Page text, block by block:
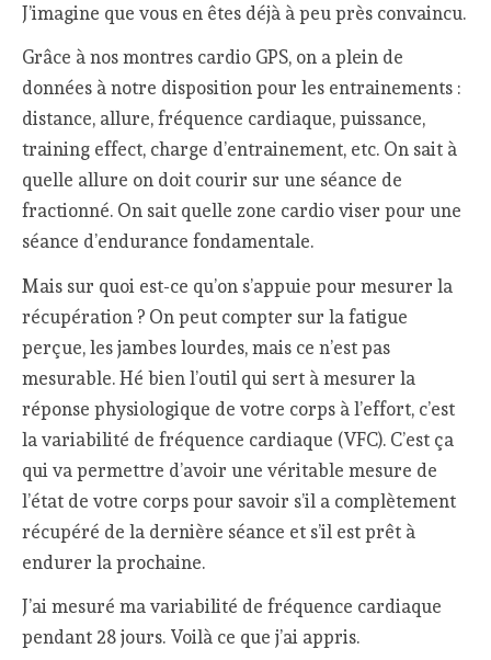
J’imagine que vous en êtes déjà à peu près convaincu.
Grâce à nos montres cardio GPS, on a plein de
données à notre disposition pour les entrainements :
distance, allure, fréquence cardiaque, puissance,
training effect, charge d’entrainement, etc. On sait à
quelle allure on doit courir sur une séance de
fractionné. On sait quelle zone cardio viser pour une
séance d’endurance fondamentale.
Mais sur quoi est-ce qu’on s’appuie pour mesurer la
récupération ? On peut compter sur la fatigue
perçue, les jambes lourdes, mais ce n’est pas
mesurable. Hé bien l’outil qui sert à mesurer la
réponse physiologique de votre corps à l’effort, c’est
la variabilité de fréquence cardiaque (VFC). C’est ça
qui va permettre d’avoir une véritable mesure de
l’état de votre corps pour savoir s’il a complètement
récupéré de la dernière séance et s’il est prêt à
endurer la prochaine.
J’ai mesuré ma variabilité de fréquence cardiaque
pendant 28 jours. Voilà ce que j’ai appris.